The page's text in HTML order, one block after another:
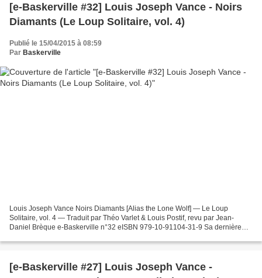
[e-Baskerville #32] Louis Joseph Vance - Noirs
Diamants (Le Loup Solitaire, vol. 4)
Publié le 15/04/2015 à 08:59
Par Baskerville
Louis Joseph Vance Noirs Diamants [Alias the Lone Wolf] — Le Loup
Solitaire, vol. 4 — Traduit par Théo Varlet & Louis Postif, revu par Jean-
Daniel Brèque e-Baskerville n°32 eISBN 979-10-91104-31-9 Sa dernière
[e-Baskerville #27] Louis Joseph Vance -